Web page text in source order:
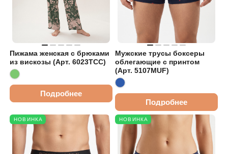
Пижама женская с брюками
из вискозы (Арт. 6023TCC)
Подробнее
Мужские трусы боксеры
облегающие с принтом
(Арт. 5107MUF)
Подробнее
НОВИНКА НОВИНКА